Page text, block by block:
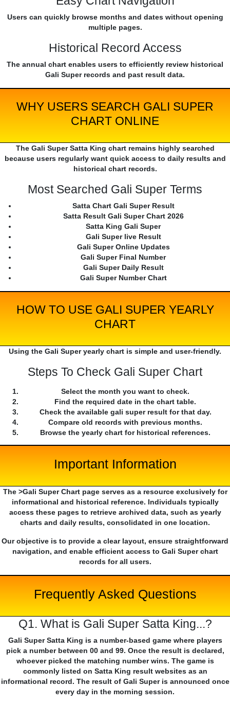
Users can quickly browse months and dates without opening
multiple pages.
Historical Record Access
The annual chart enables users to efficiently review historical
Gali Super records and past result data.
WHY USERS SEARCH GALI SUPER
CHART ONLINE
The Gali Super Satta King chart remains highly searched
because users regularly want quick access to daily results and
historical chart records.
Most Searched Gali Super Terms
Satta Chart Gali Super Result
Satta Result Gali Super Chart 2026
Satta King Gali Super
Gali Super live Result
Gali Super Online Updates
Gali Super Final Number
Gali Super Daily Result
Gali Super Number Chart
HOW TO USE GALI SUPER YEARLY
CHART
Using the Gali Super yearly chart is simple and user-friendly.
Steps To Check Gali Super Chart
Select the month you want to check.
Find the required date in the chart table.
Check the available gali super result for that day.
Compare old records with previous months.
Browse the yearly chart for historical references.
Important Information
The >Gali Super Chart page serves as a resource exclusively for
informational and historical reference. Individuals typically
access these pages to retrieve archived data, such as yearly
charts and daily results, consolidated in one location.
Our objective is to provide a clear layout, ensure straightforward
navigation, and enable efficient access to Gali Super chart
records for all users.
Frequently Asked Questions
Q1. What is Gali Super Satta King...?
Gali Super Satta King is a number-based game where players
pick a number between 00 and 99. Once the result is declared,
whoever picked the matching number wins. The game is
commonly listed on Satta King result websites as an
informational record. The result of Gali Super is announced once
every day in the morning session.